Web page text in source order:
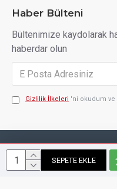
SEPETE EKLE
Haber Bülteni
Bültenimize kaydolarak
haberdar olun
Gizlilik İlkeleri 'ni okudum ve
Copyright © 2014, Your